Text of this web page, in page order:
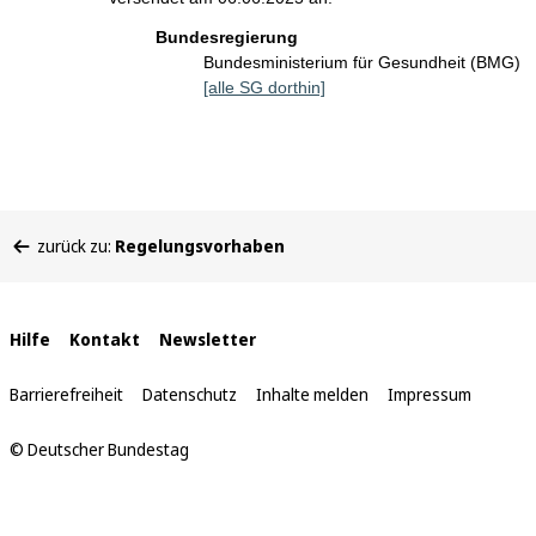
Bundesregierung
Bundesministerium für Gesundheit (BMG)
[alle SG dorthin]
befinden
zurück zu: Regelungsvorhaben
Interne
Links
Hilfe Kontakt Newsletter
Barrierefreiheit Datenschutz Inhalte melden Impressum
© Deutscher Bundestag